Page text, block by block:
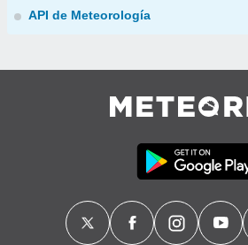
API de Meteorología